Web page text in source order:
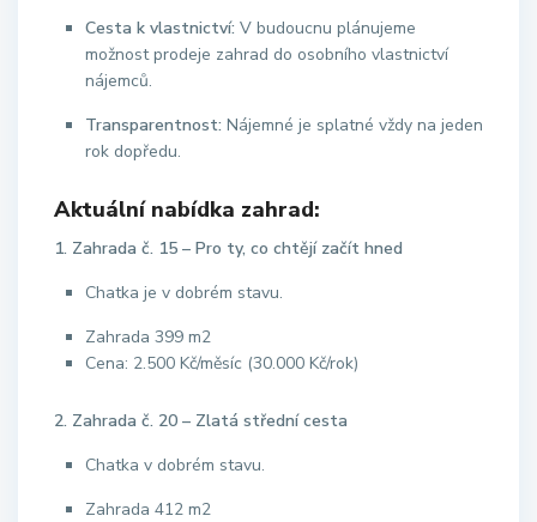
Cesta k vlastnictví: V budoucnu plánujeme
možnost prodeje zahrad do osobního vlastnictví
nájemců.
Transparentnost: Nájemné je splatné vždy na jeden
rok dopředu.
Aktuální nabídka zahrad:
1. Zahrada č. 15 – Pro ty, co chtějí začít hned
Chatka je v dobrém stavu.
Zahrada 399 m2
Cena: 2.500 Kč/měsíc (30.000 Kč/rok)
2. Zahrada č. 20 – Zlatá střední cesta
Chatka v dobrém stavu.
Zahrada 412 m2